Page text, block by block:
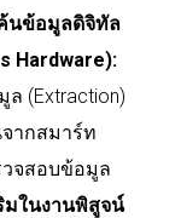
นข้อมูลดิจิทัล
Hardware):
(Extraction)
ากสมาร์ท
จสอบข้อมูล
มในงานพิสูจน์